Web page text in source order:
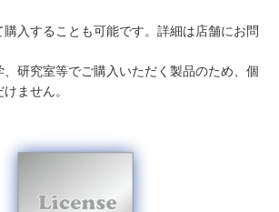
入することも可能です。詳細は店舗にお問
研究室等でご購入いただく製品のため、個
ません。